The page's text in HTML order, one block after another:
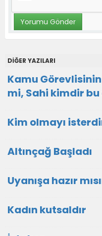
DİĞER YAZILARI
Kamu
mi, Sahi kimdir
Kim olmayı
Altınçağ Başladı
Uyanışa hazır
Kadın kutsaldır